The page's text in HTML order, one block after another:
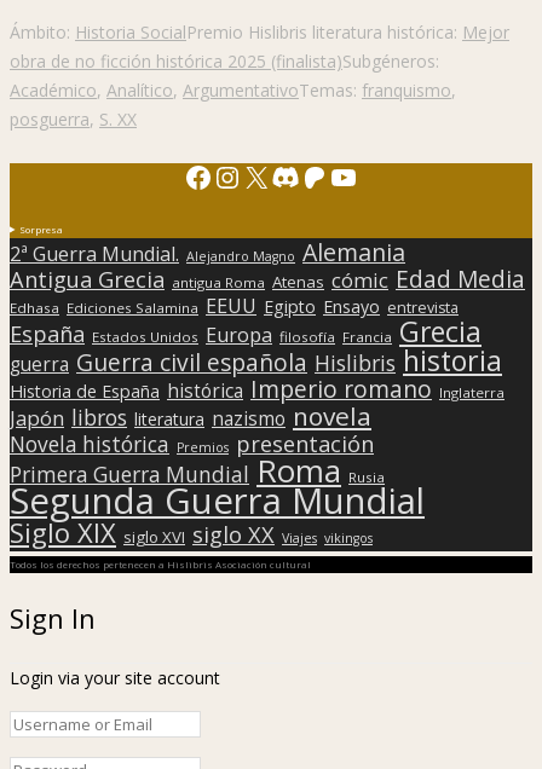
Ámbito: Historia SocialPremio Hislibris literatura histórica: Mejor
obra de no ficción histórica 2025 (finalista)Subgéneros:
Académico, Analítico, ArgumentativoTemas: franquismo,
posguerra, S. XX
Facebook
Instagram
X Discord
Patreon
YouTube
Sorpresa
2ª Guerra Mundial. Alejandro Magno Alemania
Antigua Grecia antigua Roma Atenas cómic Edad Media
Edhasa Ediciones Salamina EEUU Egipto Ensayo entrevista
España Estados Unidos Europa filosofía Francia Grecia
guerra Guerra civil española Hislibris historia
Historia de España histórica Imperio romano Inglaterra
Japón libros literatura nazismo novela
Novela histórica Premios presentación
Primera Guerra Mundial Roma Rusia
Segunda Guerra Mundial
Siglo XIX siglo XVI siglo XX Viajes vikingos
Todos los derechos pertenecen a Hislibris Asociación cultural
Sign In
Login via your site account